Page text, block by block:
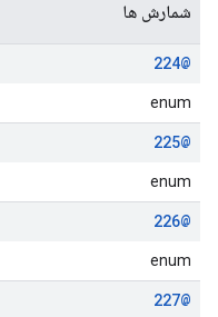
شمارش ها
@224
enum
@225
enum
@226
enum
@227